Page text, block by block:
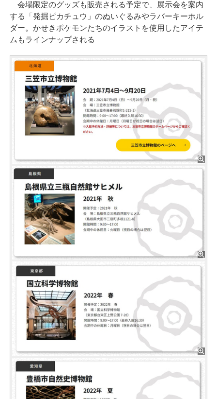
会場限定のグッズも販売される予定で、展示会を案内
する「発掘ピカチュウ」のぬいぐるみやラバーキーホル
ダー。かせきポケモンたちのイラストを使用したアイテ
ムもラインナップされる